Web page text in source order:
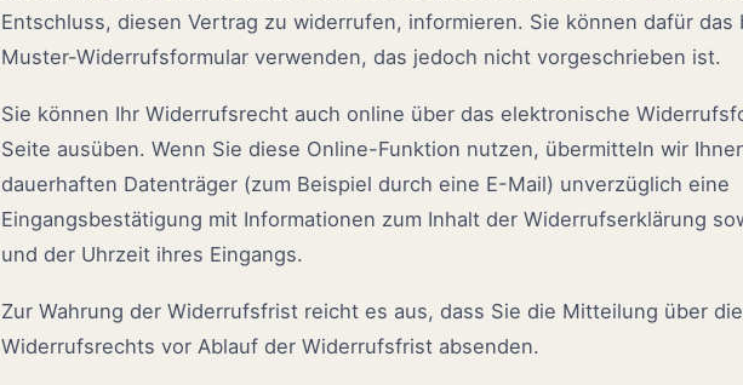
Entschluss, diesen Vertrag zu widerrufen, informieren. Sie können dafür das
Muster-Widerrufsformular verwenden, das jedoch nicht vorgeschrieben ist.
Sie können Ihr Widerrufsrecht auch online über das elektronische
Seite ausüben. Wenn Sie diese Online-Funktion nutzen, übermitteln wir
dauerhaften Datenträger (zum Beispiel durch eine E-Mail) unverzüglich eine
Eingangsbestätigung mit Informationen zum Inhalt der Widerrufserklärung
und der Uhrzeit ihres Eingangs.
Zur Wahrung der Widerrufsfrist reicht es aus, dass Sie die Mitteilung über
Widerrufsrechts vor Ablauf der Widerrufsfrist absenden.